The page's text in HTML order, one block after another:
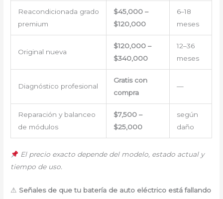
Reacondicionada grado
premium
$45,000 –
$120,000
6–18
meses
Original nueva
$120,000 –
$340,000
12–36
meses
Diagnóstico profesional
Gratis con
compra
—
Reparación y balanceo
de módulos
$7,500 –
$25,000
según
daño
El precio exacto depende del modelo, estado actual y
tiempo de uso.
⚠ Señales de que tu batería de auto eléctrico está fallando